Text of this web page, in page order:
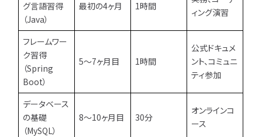
グ言語習得
（Java）
最初の4ヶ月 1時間
ィング演習
フレームワー
ク習得
（Spring
Boot）
5〜7ヶ月目 1時間
公式ドキュメ
ント、コミュニ
ティ参加
データベース
の基礎
（MySQL）
8〜10ヶ月目 30分
オンラインコ
ース